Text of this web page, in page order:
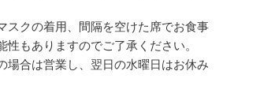
スクの着用、間隔を空けた席でお食事
もありますのでご了承ください。
合は営業し、翌日の水曜日はお休み